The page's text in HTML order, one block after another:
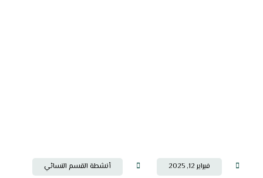
فبراير 12, 2025 أنشطة القسم النسائي